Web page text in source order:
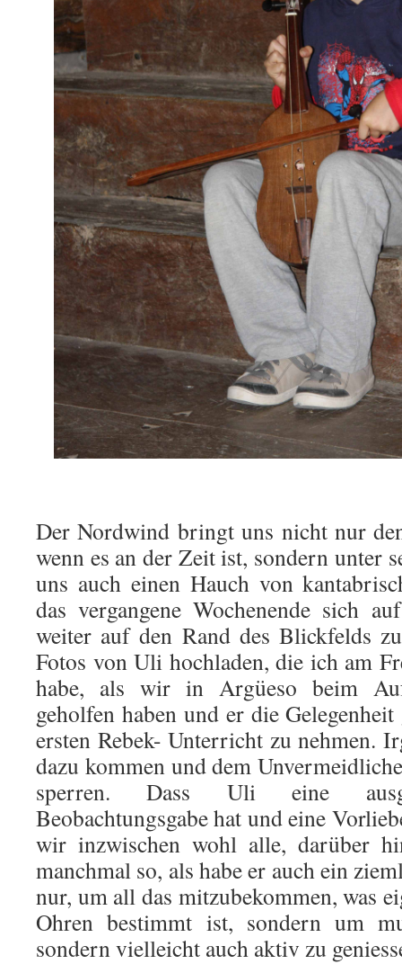
Der Nordwind bringt uns nicht nur
wenn es an der Zeit ist, sondern unter
uns auch einen Hauch von
das vergangene Wochenende sich
weiter auf den Rand des Blickfelds
Fotos von Uli hochladen, die ich am
habe, als wir in Argüeso beim
geholfen haben und er die
ersten Rebek- Unterricht zu nehmen.
dazu kommen und dem
sperren. Dass Uli eine
Beobachtungsgabe hat und eine
wir inzwischen wohl alle, darüber
manchmal so, als habe er auch ein
nur, um all das mitzubekommen, was
Ohren bestimmt ist, sondern um
sondern vielleicht auch aktiv zu